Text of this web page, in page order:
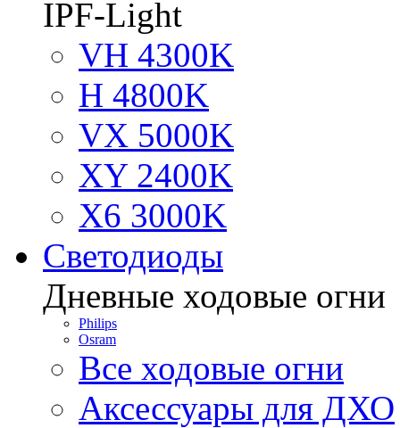
IPF-Light
VH 4300K
H 4800K
VX 5000K
XY 2400K
X6 3000K
Светодиоды
Дневные ходовые огни
Philips
Osram
Все ходовые огни
Аксессуары для ДХО